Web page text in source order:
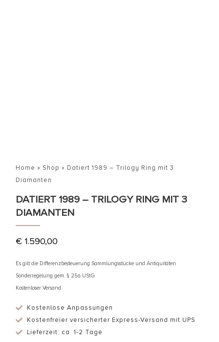
Home » Shop » Datiert 1989 – Trilogy Ring mit 3
Diamanten
DATIERT 1989 – TRILOGY RING MIT 3
DIAMANTEN
€ 1.590,00
Es gilt die Differenzbesteuerung Sammlungsstücke und Antiquitäten
Sonderregelung gem. § 25a UStG
Kostenloser Versand
Kostenlose Anpassungen
Kostenfreier versicherter Express-Versand mit UPS
Lieferzeit: ca. 1-2 Tage